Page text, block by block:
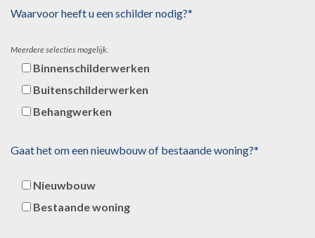
Waarvoor heeft u een schilder nodig?*
Meerdere selecties mogelijk.
Binnenschilderwerken
Buitenschilderwerken
Behangwerken
Gaat het om een nieuwbouw of bestaande woning?*
Nieuwbouw
Bestaande woning